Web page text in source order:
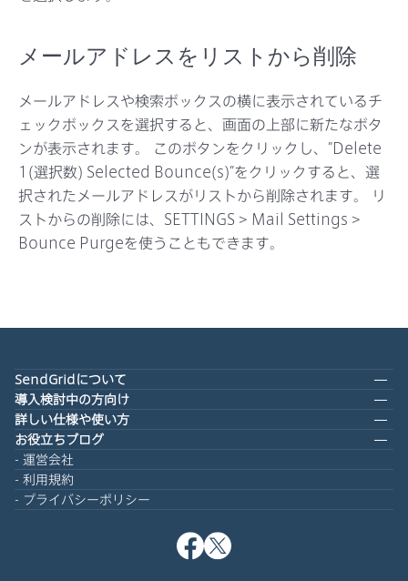
メールアドレスをリストから削除
メールアドレスや検索ボックスの横に表示されているチ
ェックボックスを選択すると、画面の上部に新たなボタ
ンが表示されます。 このボタンをクリックし、”Delete
1(選択数) Selected Bounce(s)”をクリックすると、選
択されたメールアドレスがリストから削除されます。 リ
ストからの削除には、SETTINGS > Mail Settings >
Bounce Purgeを使うこともできます。
SendGridについて
導入検討中の方向け
詳しい仕様や使い方
お役立ちブログ
運営会社
利用規約
プライバシーポリシー